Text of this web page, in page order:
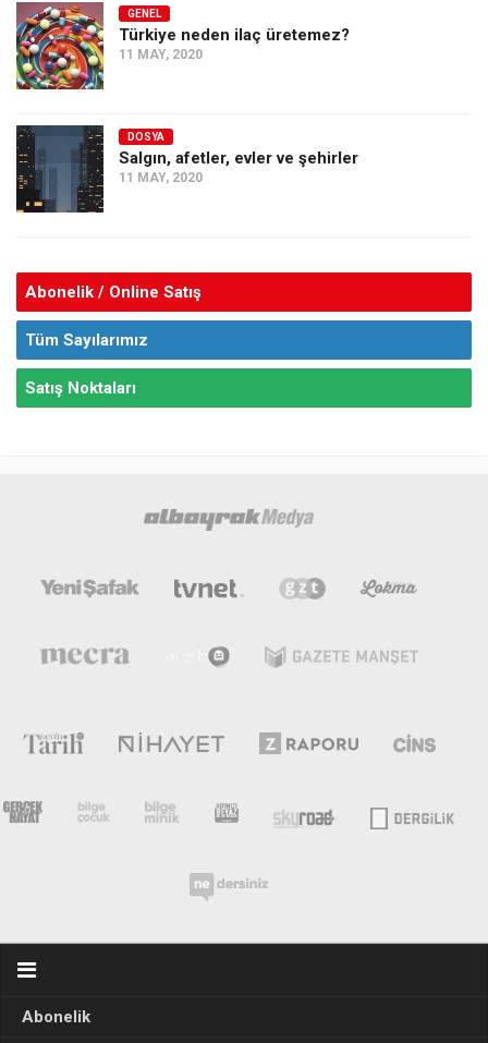
GENEL
Türkiye neden ilaç üretemez?
11 MAY, 2020
DOSYA
Salgın, afetler, evler ve şehirler
11 MAY, 2020
Abonelik / Online Satış
Tüm Sayılarımız
Satış Noktaları
Abonelik